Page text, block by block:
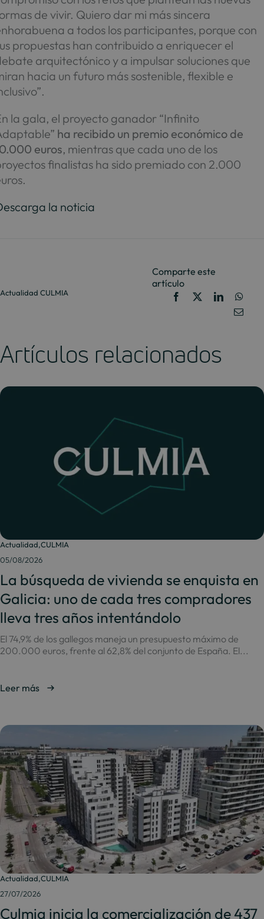
de vivir. Quiero dar mi más sincera
a todos los participantes, porque con
propuestas han contribuido a enriquecer el
arquitectónico y a impulsar soluciones que
hacia un futuro más sostenible, flexible e
la gala, el proyecto ganador “Infinito
ha recibido un premio económico de
euros, mientras que cada uno de los
finalistas ha sido premiado con 2.000
la noticia
Actualidad CULMIA
Comparte este
artículo
Artículos relacionados
Actualidad,CULMIA
05/08/2026
La búsqueda de vivienda se enquista en
Galicia: uno de cada tres compradores
lleva tres años intentándolo
El 74,9% de los gallegos maneja un presupuesto máximo de
200.000 euros, frente al 62,8% del conjunto de España. El...
Leer más
Actualidad,CULMIA
27/07/2026
Culmia inicia la comercialización de 437